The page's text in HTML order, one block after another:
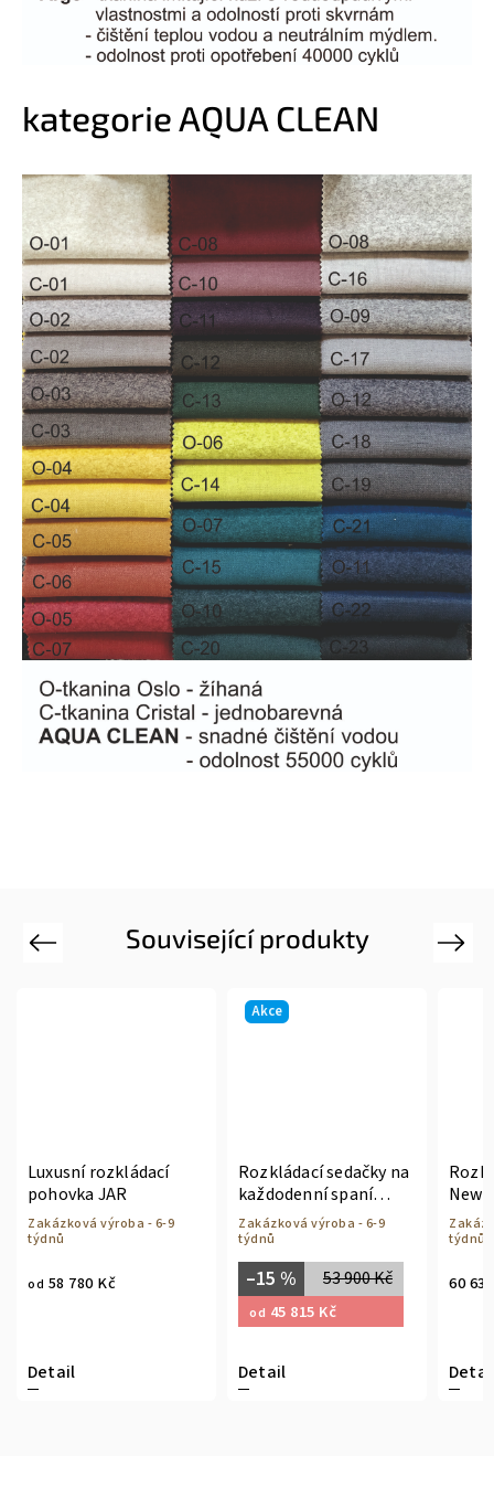
kategorie AQUA CLEAN
Související produkty
Previous
Rozkládací sedačky na
každodenní spaní
Silver
Zakázková výroba - 6-9
týdnů
53 900 Kč
–15 %
Detail
Rozkládací dvojkřesla
New Iris Gemellare
Zakázková výroba - 6-9
týdnů
60 630 Kč
Detail
týdnů
57
Next